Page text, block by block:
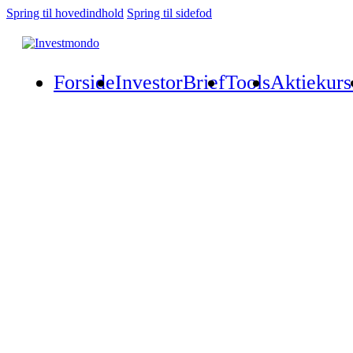
Spring til hovedindhold Spring til sidefod
ForsideInvestorBriefTools